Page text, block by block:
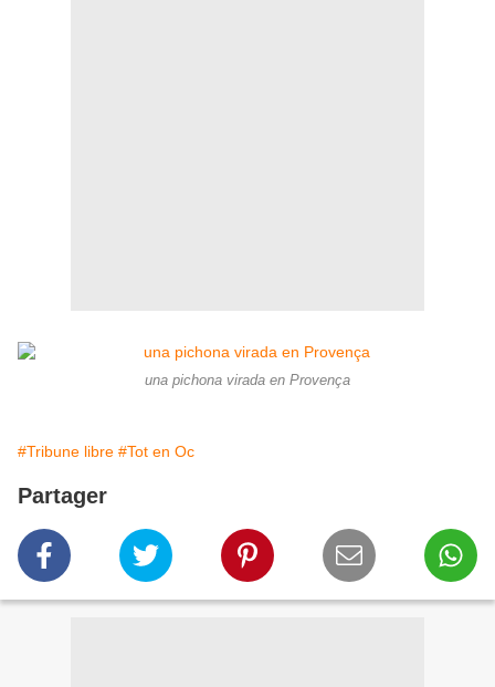
una pichona virada en Provença
#Tribune libre #Tot en Oc
Partager